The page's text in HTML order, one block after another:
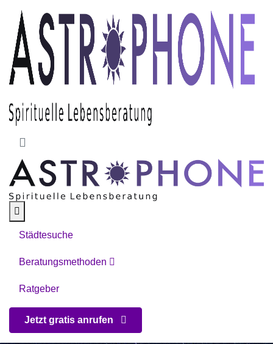
Skip to main content
Städtesuche
Beratungsmethoden
Ratgeber
Jetzt gratis anrufen